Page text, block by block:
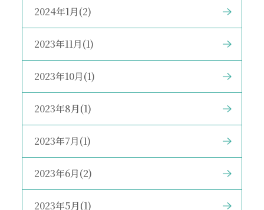
2024年1月(2)
2023年11月(1)
2023年10月(1)
2023年8月(1)
2023年7月(1)
2023年6月(2)
2023年5月(1)